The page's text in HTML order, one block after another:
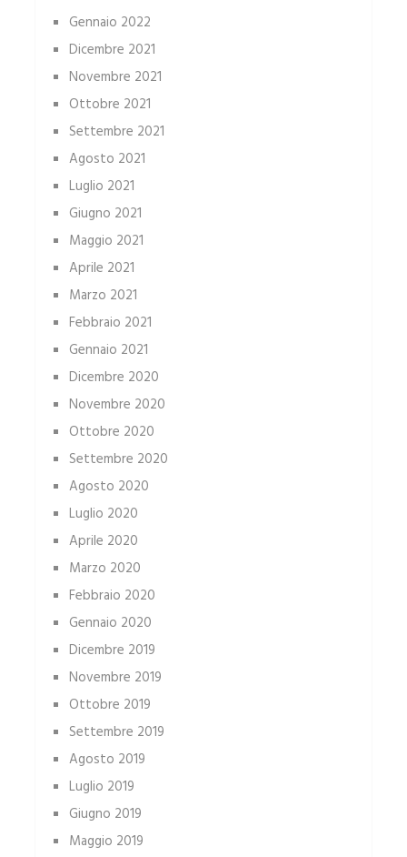
Gennaio 2022
Dicembre 2021
Novembre 2021
Ottobre 2021
Settembre 2021
Agosto 2021
Luglio 2021
Giugno 2021
Maggio 2021
Aprile 2021
Marzo 2021
Febbraio 2021
Gennaio 2021
Dicembre 2020
Novembre 2020
Ottobre 2020
Settembre 2020
Agosto 2020
Luglio 2020
Aprile 2020
Marzo 2020
Febbraio 2020
Gennaio 2020
Dicembre 2019
Novembre 2019
Ottobre 2019
Settembre 2019
Agosto 2019
Luglio 2019
Giugno 2019
Maggio 2019